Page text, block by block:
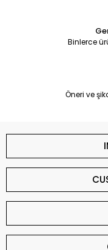
Binlerce
Öneri ve